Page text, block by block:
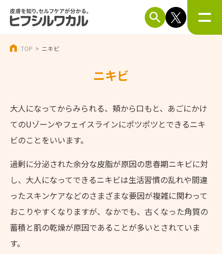
TOP ニキビ
ニキビ
大人になってからみられる、頬から口もと、あごにかけ
てのUゾーンやフェイスラインにポツポツとできるニキ
ビのことをいいます。
過剰に分泌された余分な皮脂が原因の思春期ニキビに対
し、大人になってできるニキビは生活習慣の乱れや間違
ったスキンケアなどのさまざまな要因が複雑に関わって
おこりやすくなりますが、なかでも、古くなった角質の
蓄積と肌の乾燥が原因であることが多いとされていま
す。